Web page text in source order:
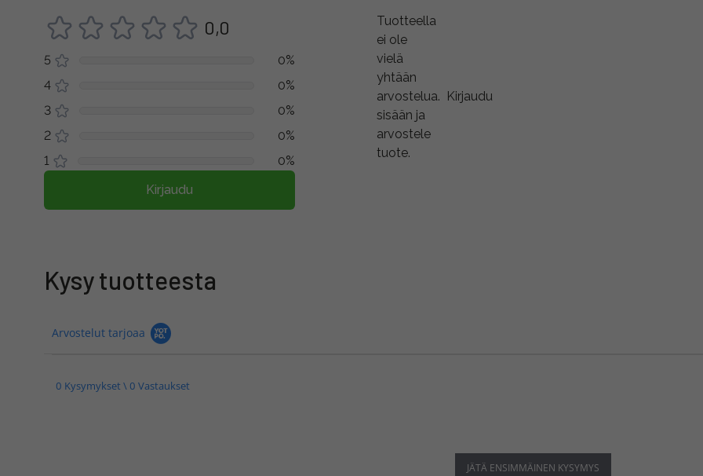
0,0
5
0%
4
0%
3
0%
2
0%
1
0%
Kirjaudu
Tuotteella
ei ole
vielä
yhtään
arvostelua. Kirjaudu
sisään ja
arvostele
tuote.
Kysy tuotteesta
Arvostelut tarjoaa
0 Kysymykset \ 0 Vastaukset
JÄTÄ ENSIMMÄINEN KYSYMYS